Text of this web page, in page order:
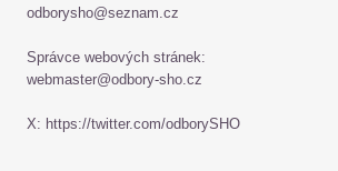
odborysho@seznam.cz
Správce webových stránek:
webmaster@odbory-sho.cz
X: https://twitter.com/odborySHO